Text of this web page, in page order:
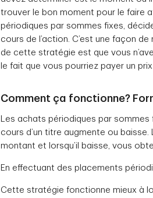
trouver le bon moment pour le faire
périodiques par sommes fixes,
cours de l’action. C’est une façon
de cette stratégie est que vous
le fait que vous pourriez payer un
Comment ça fonctionne?
Les achats périodiques par
cours d’un titre augmente ou
montant et lorsqu’il baisse, vous
En effectuant des placements
Cette stratégie fonctionne mieux à